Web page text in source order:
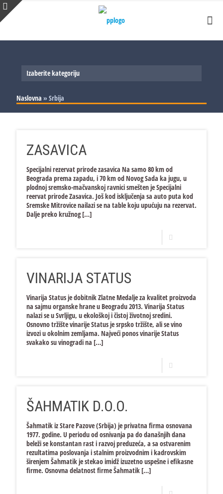
Izaberite kategoriju
Trgovina i usluge
Proizvodnja
Trgovina i usluge
Hrvatska
Proizvodnja
Trgovina i usluge
Naslovna » Srbija
ZASAVICA
Specijalni rezervat prirode zasavica Na samo 80 km od
Beograda prema zapadu, i 70 km od Novog Sada ka jugu, u
plodnoj sremsko-mačvanskoj ravnici smešten je Specijalni
reervat prirode Zasavica. Još kod isključenja sa auto puta kod
Sremske Mitrovice nailazi se na table koju upućuju na rezervat.
Dalje preko kružnog[…]
VINARIJA STATUS
Vinarija Status je dobitnik Zlatne Medalje za kvalitet proizvoda
na sajmu organske hrane u Beogradu 2013. Vinarija Status
nalazi se u Svrljigu, u ekološkoj i čistoj životnoj sredini.
Osnovno tržište vinarije Status je srpsko tržište, ali se vino
izvozi u okolnim zemljama. Najveći ponos vinarije Status
svakako su vinogradi na […]
ŠAHMATIK D.O.O.
Šahmatik iz Stare Pazove (Srbija) je privatna firma osnovana
1977. godine. U periodu od osnivanja pa do današnjih dana
beleži se konstantan rast i razvoj preduzeća, a sa ostvarenim
rezultatima poslovanja i stalnim proizvodnim i kadrovskim
širenjem Šahmatik je stekao imidž izuzetno uspešne i efikasne
firme. Osnovna delatnost firme Šahmatik […]